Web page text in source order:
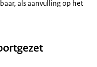
als aanvulling op het